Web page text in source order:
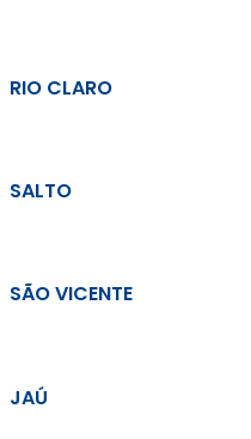
RIO CLARO
SALTO
SÃO VICENTE
JAÚ